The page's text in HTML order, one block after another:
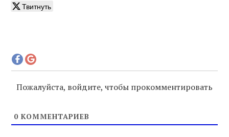
Твитнуть
Пожалуйста, войдите, чтобы прокомментировать
0 КОММЕНТАРИЕВ